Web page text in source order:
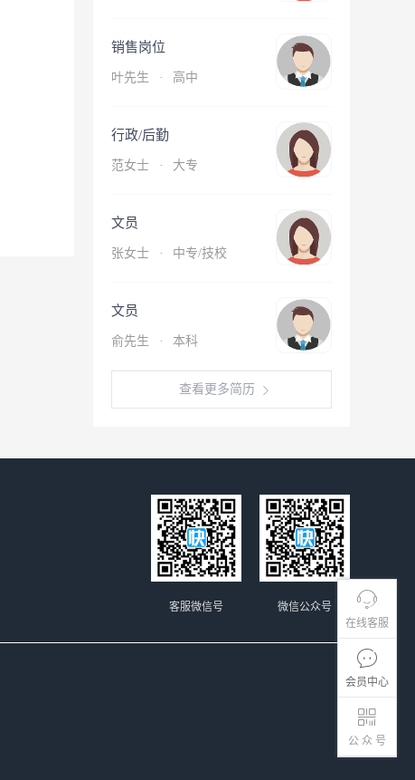
在线客服
会员中心
公 众 号
销售岗位
叶先生 · 高中
行政/后勤
范女士 · 大专
文员
张女士 · 中专/技校
文员
俞先生 · 本科
查看更多简历
微信公众号
客服微信号